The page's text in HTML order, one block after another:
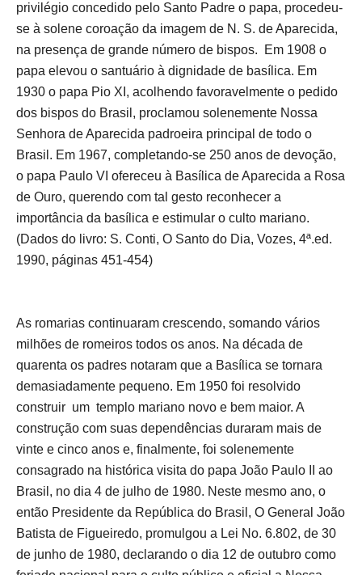
privilégio concedido pelo Santo Padre o papa, procedeu-
se à solene coroação da imagem de N. S. de Aparecida,
na presença de grande número de bispos. Em 1908 o
papa elevou o santuário à dignidade de basílica. Em
1930 o papa Pio XI, acolhendo favoravelmente o pedido
dos bispos do Brasil, proclamou solenemente Nossa
Senhora de Aparecida padroeira principal de todo o
Brasil. Em 1967, completando-se 250 anos de devoção,
o papa Paulo VI ofereceu à Basílica de Aparecida a Rosa
de Ouro, querendo com tal gesto reconhecer a
importância da basílica e estimular o culto mariano.
(Dados do livro: S. Conti, O Santo do Dia, Vozes, 4ª.ed.
1990, páginas 451-454)
As romarias continuaram crescendo, somando vários
milhões de romeiros todos os anos. Na década de
quarenta os padres notaram que a Basílica se tornara
demasiadamente pequeno. Em 1950 foi resolvido
construir um templo mariano novo e bem maior. A
construção com suas dependências duraram mais de
vinte e cinco anos e, finalmente, foi solenemente
consagrado na histórica visita do papa João Paulo II ao
Brasil, no dia 4 de julho de 1980. Neste mesmo ano, o
então Presidente da República do Brasil, O General João
Batista de Figueiredo, promulgou a Lei No. 6.802, de 30
de junho de 1980, declarando o dia 12 de outubro como